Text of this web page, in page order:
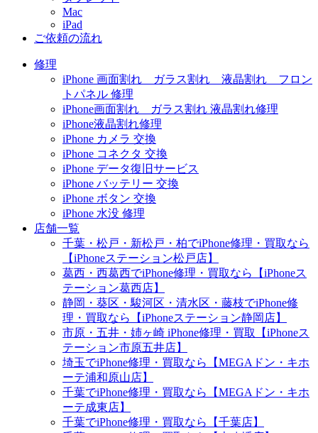
Mac
iPad
ご依頼の流れ
修理
iPhone 画面割れ ガラス割れ 液晶割れ フロン
トパネル 修理
iPhone画面割れ ガラス割れ 液晶割れ修理
iPhone液晶割れ修理
iPhone カメラ 交換
iPhone コネクタ 交換
iPhone データ復旧サービス
iPhone バッテリー 交換
iPhone ボタン 交換
iPhone 水没 修理
店舗一覧
千葉・松戸・新松戸・柏でiPhone修理・買取なら
【iPhoneステーション松戸店】
葛西・西葛西でiPhone修理・買取なら【iPhoneス
テーション葛西店】
静岡・葵区・駿河区・清水区・藤枝でiPhone修
理・買取なら【iPhoneステーション静岡店】
市原・五井・姉ヶ崎 iPhone修理・買取【iPhoneス
テーション市原五井店】
埼玉でiPhone修理・買取なら【MEGAドン・キホ
ーテ浦和原山店】
千葉でiPhone修理・買取なら【MEGAドン・キホ
ーテ成東店】
千葉でiPhone修理・買取なら【千葉店】